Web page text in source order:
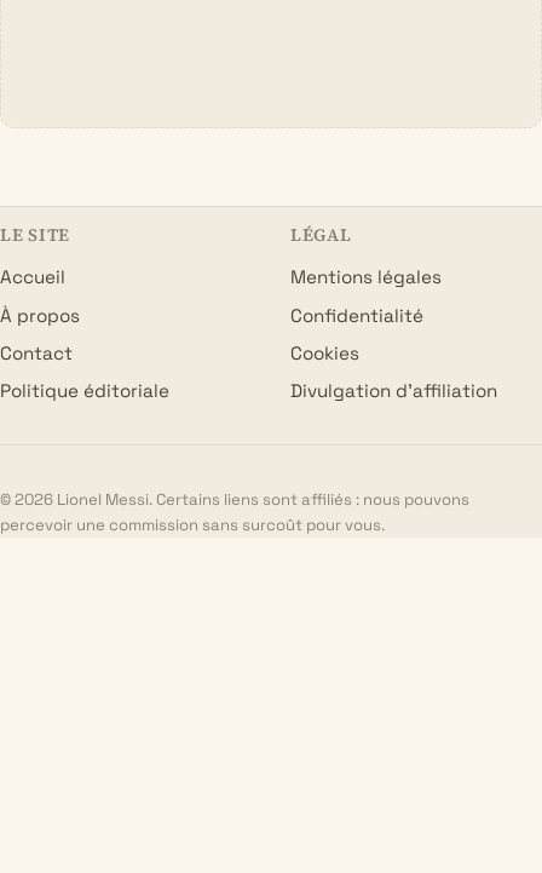
LE SITE
Accueil
À propos
Contact
Politique éditoriale
LÉGAL
Mentions légales
Confidentialité
Cookies
Divulgation d’affiliation
© 2026 Lionel Messi. Certains liens sont affiliés : nous pouvons
percevoir une commission sans surcoût pour vous.